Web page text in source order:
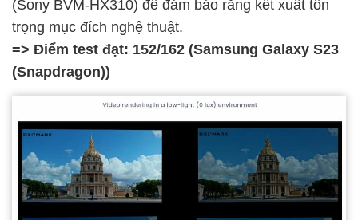
(Sony BVM-HX310) để đảm bảo rằng kết xuất tôn
trọng mục đích nghệ thuật.
=> Điểm test đạt: 152/162 (Samsung Galaxy S23
(Snapdragon))